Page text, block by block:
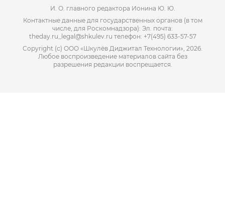
И. О. главного редактора Ионина Ю. Ю.
Контактные данные для государственных органов (в том
числе, для Роскомнадзора): Эл. почта:
theday.ru_legal@shkulev.ru телефон: +7(495) 633-57-57
Copyright (с) ООО «Шкулёв Диджитал Технологии», 2026.
Любое воспроизведение материалов сайта без
разрешения редакции воспрещается.